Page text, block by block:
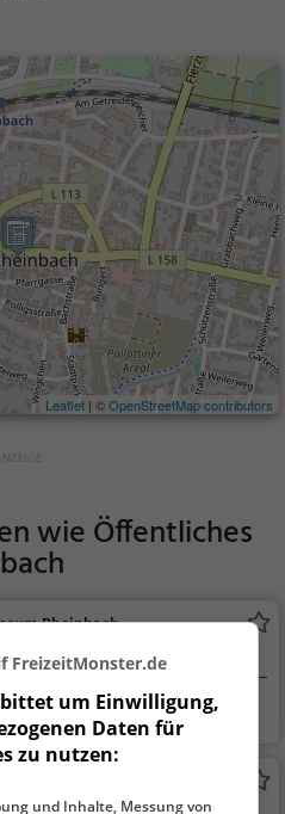
Leaflet | ©OpenStreetMap contributors
wieÖffentliches
Rheinbach
in Rheinbach
Kunst & Museen
FreizeitMonster.de
um Einwilligung,
Daten für
zu nutzen:
und Inhalte, Messung von